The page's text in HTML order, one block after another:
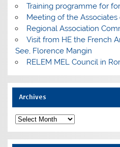
Training programme for
Meeting of the Associates
Regional Association
Visit from HE the French
See, Florence Mangin
RELEM MEL Council in
Archives
Archives